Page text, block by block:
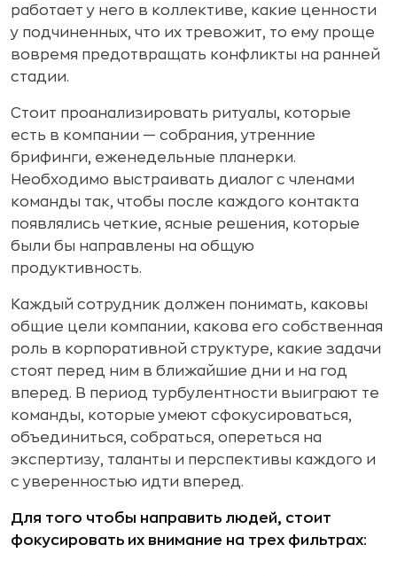
работает у него в коллективе, какие ценности
у подчиненных, что их тревожит, то ему проще
вовремя предотвращать конфликты на ранней
стадии.
Стоит проанализировать ритуалы, которые
есть в компании — собрания, утренние
брифинги, еженедельные планерки.
Необходимо выстраивать диалог с членами
команды так, чтобы после каждого контакта
появлялись четкие, ясные решения, которые
были бы направлены на общую
продуктивность.
Каждый сотрудник должен понимать, каковы
общие цели компании, какова его собственная
роль в корпоративной структуре, какие задачи
стоят перед ним в ближайшие дни и на год
вперед. В период турбулентности выиграют те
команды, которые умеют сфокусироваться,
объединиться, собраться, опереться на
экспертизу, таланты и перспективы каждого и
с уверенностью идти вперед.
Для того чтобы направить людей, стоит
фокусировать их внимание на трех фильтрах: